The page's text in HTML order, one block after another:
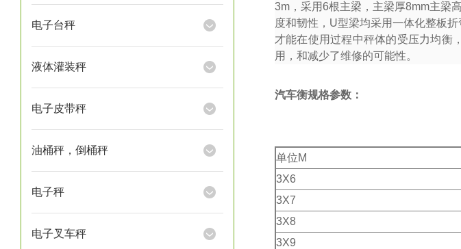
电子台秤
液体灌装秤
电子皮带秤
油桶秤，倒桶秤
电子秤
电子叉车秤
3m ，采用6根主梁，主梁厚8mm主梁
度和韧性， U型梁均采用一体化整板
才能在使用过程中秤体的受压力均衡
用，和减少了维修的可能性。
汽车衡规格参数：
单位M
3X6
3X7
3X8
3X9